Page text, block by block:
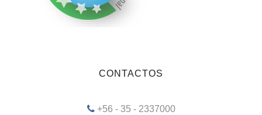
CONTACTOS
+56 - 35 - 2337000